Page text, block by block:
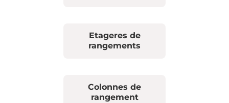
Etageres de
rangements
Colonnes de
rangement